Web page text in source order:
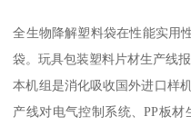
全生物降解塑料袋在性能实用
袋。玩具包装塑料片材生产线
本机组是消化吸收国外进口样
产线对电气控制系统、PP板